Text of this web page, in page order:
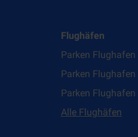
Flughäfen
Parken
Parken
Parken
Alle Flughäfen